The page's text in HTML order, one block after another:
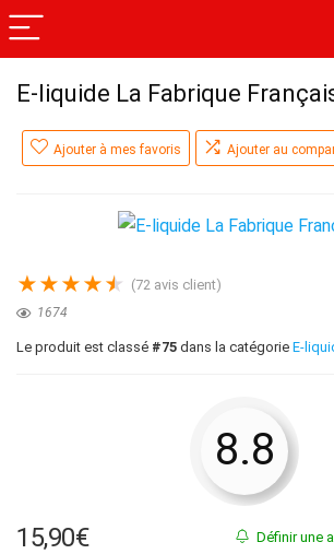
E-liquide La Fabrique
Ajouter à mes favoris Ajouter au
★★★★★ (72 avis client)
1674
Le produit est classé #75 dans la catégorie E-
8.8
Définir une
15,90€